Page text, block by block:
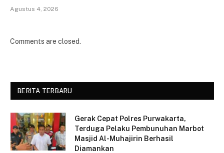
Agustus 4, 2026
Comments are closed.
BERITA TERBARU
Gerak Cepat Polres Purwakarta,
Terduga Pelaku Pembunuhan Marbot
Masjid Al-Muhajirin Berhasil
Diamankan